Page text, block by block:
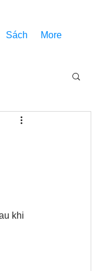
Sách More
pháp
Âm Nhạc
khi